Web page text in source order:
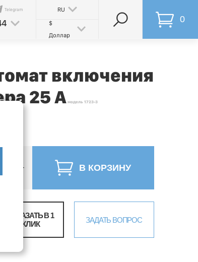
Telegram RU
$
Доллар
0
включения
25 А модель 1723-3
+ В КОРЗИНУ
ЗАКАЗАТЬ В 1
КЛИК
ЗАДАТЬ ВОПРОС